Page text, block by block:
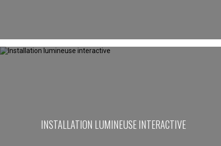
INSTALLATION LUMINEUSE INTERACTIVE